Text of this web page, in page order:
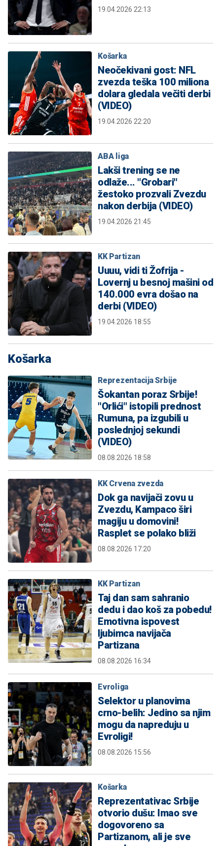
19.04.2026 22:13
Košarka
Neočekivani gost: NFL
zvezda teška 100 miliona
dolara gledala večiti derbi
(VIDEO)
19.04.2026 22:20
ABA liga
Lakši trening se ne
odlaže... "Grobari"
žestoko prozvali Zvezdu
nakon derbija (VIDEO)
19.04.2026 21:45
KK Partizan
Uuuu, vidi ti Žofrija -
Lovernj u besnoj mašini od
140.000 evra došao na
derbi (VIDEO)
19.04.2026 18:55
Košarka
Reprezentacija Srbije
Šokantan poraz Srbije!
"Orlići" istopili prednost
Rumuna, pa izgubili u
poslednjoj sekundi
(VIDEO)
08.08.2026 18:58
KK Crvena zvezda
Dok ga navijači zovu u
Zvezdu, Kampaco širi
magiju u domovini!
Rasplet se polako bliži
08.08.2026 17:20
KK Partizan
Taj dan sam sahranio
dedu i dao koš za pobedu!
Emotivna ispovest
ljubimca navijača
Partizana
08.08.2026 16:34
Evroliga
Selektor u planovima
crno-belih: Jedino sa njim
mogu da napreduju u
Evroligi!
08.08.2026 15:56
Košarka
Reprezentativac Srbije
otvorio dušu: Imao sve
dogovoreno sa
Partizanom, ali je sve